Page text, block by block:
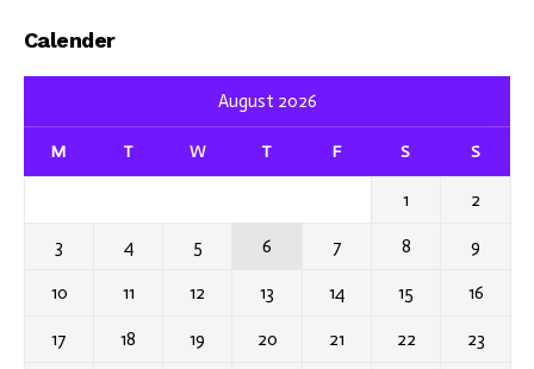
Calender
August 2026
M T W T F S S
1 2
3 4 5 6 7 8 9
10 11 12 13 14 15 16
17 18 19 20 21 22 23